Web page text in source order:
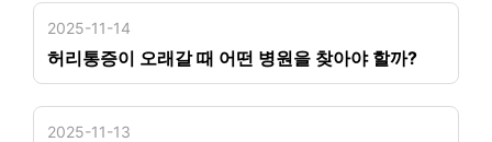
2025-11-14
허리통증이 오래갈 때 어떤 병원을 찾아야 할까?
2025-11-13